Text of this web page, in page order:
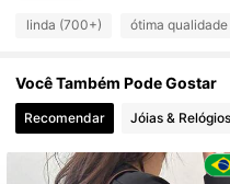
4,82
4,82 1.6K
linda (700+) ótima
Você Também Pode Gostar
Recomendar Jóias & Relógios